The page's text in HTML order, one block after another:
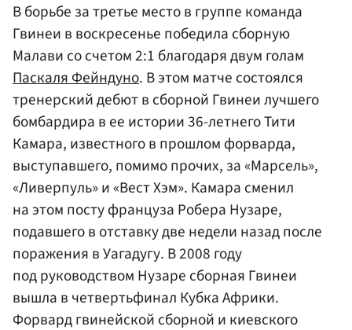
В борьбе за третье место в группе команда
Гвинеи в воскресенье победила сборную
Малави со счетом 2:1 благодаря двум голам
Паскаля Фейндуно. В этом матче состоялся
тренерский дебют в сборной Гвинеи лучшего
бомбардира в ее истории 36-летнего Тити
Камара, известного в прошлом форварда,
выступавшего, помимо прочих, за «Марсель»,
«Ливерпуль» и «Вест Хэм». Камара сменил
на этом посту француза Робера Нузаре,
подавшего в отставку две недели назад после
поражения в Уагадугу. В 2008 году
под руководством Нузаре сборная Гвинеи
вышла в четвертьфинал Кубка Африки.
Форвард гвинейской сборной и киевского